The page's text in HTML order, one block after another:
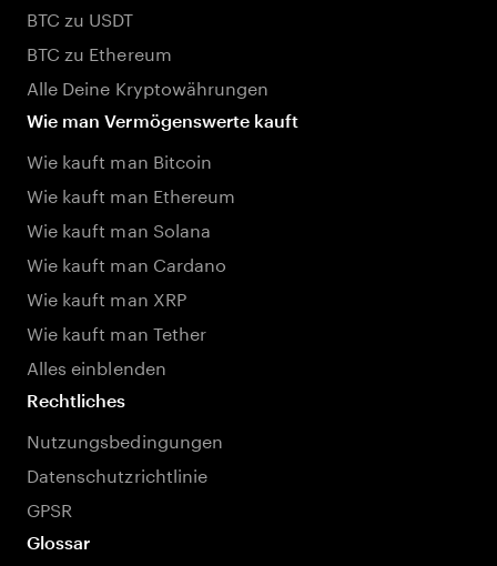
BTC zu USDT
BTC zu Ethereum
Alle Deine Kryptowährungen
Wie man Vermögenswerte kauft
Wie kauft man Bitcoin
Wie kauft man Ethereum
Wie kauft man Solana
Wie kauft man Cardano
Wie kauft man XRP
Wie kauft man Tether
Alles einblenden
Rechtliches
Nutzungsbedingungen
Datenschutzrichtlinie
GPSR
Glossar